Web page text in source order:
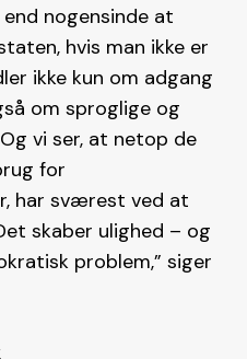
nogensinde at
hvis man ikke er
ikke kun om adgang
om sproglige og
vi ser, at netop de
for
har sværest ved at
skaber ulighed – og
problem,” siger